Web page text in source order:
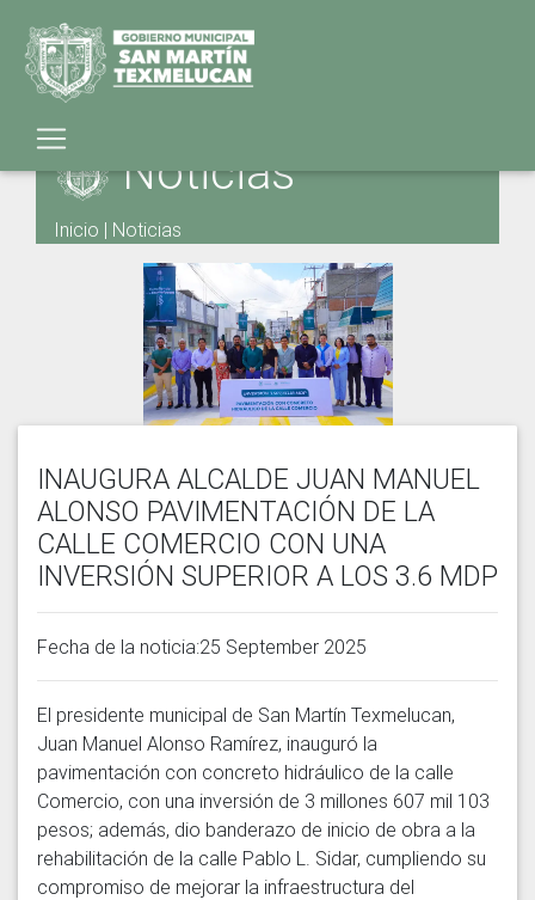
Noticias
Inicio | Noticias
INAUGURA ALCALDE JUAN MANUEL
ALONSO PAVIMENTACIÓN DE LA
CALLE COMERCIO CON UNA
INVERSIÓN SUPERIOR A LOS 3.6 MDP
Fecha de la noticia:25 September 2025
El presidente municipal de San Martín Texmelucan,
Juan Manuel Alonso Ramírez, inauguró la
pavimentación con concreto hidráulico de la calle
Comercio, con una inversión de 3 millones 607 mil 103
pesos; además, dio banderazo de inicio de obra a la
rehabilitación de la calle Pablo L. Sidar, cumpliendo su
compromiso de mejorar la infraestructura del